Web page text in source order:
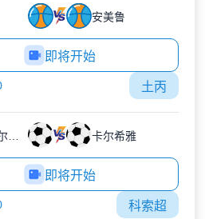
安美鲁
即将开始
土丙
卡尔希雅
即将开始
科索超